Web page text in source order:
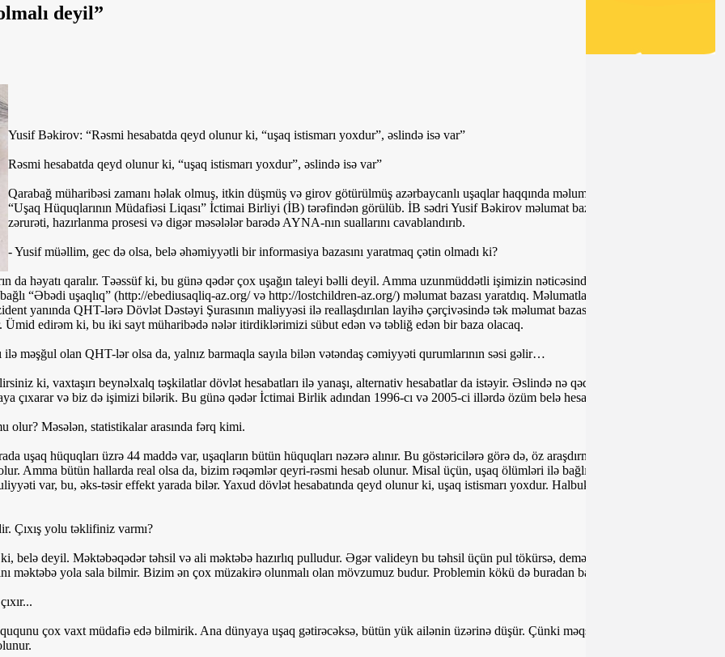
deyil”
Yusif Bəkirov: “Rəsmi hesabatda qeyd olunur ki, “uşaq istismarı yoxdur”, əslində isə var”
Rəsmi hesabatda qeyd olunur ki, “uşaq istismarı yoxdur”, əslində isə var”
Qarabağ müharibəsi zamanı həlak olmuş, itkin düşmüş və girov götürülmüş azərbaycanlı uşaqlar haqqında məlumat bazası yaradılıb. Bu iş
“Uşaq Hüquqlarının Müdafiəsi Liqası” İctimai Birliyi (İB) tərəfindən görülüb. İB sədri Yusif Bəkirov məlumat bazasının yaradılması
zərurəti, hazırlanma prosesi və digər məsələlər barədə AYNA-nın suallarını cavablandırıb.
- Yusif müəllim, gec də olsa, belə əhəmiyyətli bir informasiya bazasını yaratmaq çətin olmadı ki?
həyatı qaralır. Təəssüf ki, bu günə qədər çox uşağın taleyi bəlli deyil. Amma uzunmüddətli işimizin nəticəsində, Qarabağ
“Əbədi uşaqlıq” (http://ebediusaqliq-az.org/ və http://lostchildren-az.org/) məlumat bazası yaratdıq. Məlumatların toplanmasında
yanında QHT-lərə Dövlət Dəstəyi Şurasının maliyyəsi ilə reallaşdırılan layihə çərçivəsində tək məlumat bazası deyil, sosial çarxlar da
Ümid edirəm ki, bu iki sayt müharibədə nələr itirdiklərimizi sübut edən və təbliğ edən bir baza olacaq.
məşğul olan QHT-lər olsa da, yalnız barmaqla sayıla bilən vətəndaş cəmiyyəti qurumlarının səsi gəlir…
ki, vaxtaşırı beynəlxalq təşkilatlar dövlət hesabatları ilə yanaşı, alternativ hesabatlar da istəyir. Əslində nə qədər alternativ hesabat olsa,
çıxarar və biz də işimizi bilərik. Bu günə qədər İctimai Birlik adından 1996-cı və 2005-ci illərdə özüm belə hesabatlar yazmışam.
olur? Məsələn, statistikalar arasında fərq kimi.
uşaq hüquqları üzrə 44 maddə var, uşaqların bütün hüquqları nəzərə alınır. Bu göstəricilərə görə də, öz araşdırma materiallarımızı ortaya
Amma bütün hallarda real olsa da, bizim rəqəmlər qeyri-rəsmi hesab olunur. Misal üçün, uşaq ölümləri ilə bağlı bizim statistikamız
var, bu, əks-təsir effekt yarada bilər. Yaxud dövlət hesabatında qeyd olunur ki, uşaq istismarı yoxdur. Halbuki, var. Biz daha çox
Çıxış yolu təklifiniz varmı?
deyil. Məktəbəqədər təhsil və ali məktəbə hazırlıq pulludur. Əgər valideyn bu təhsil üçün pul tökürsə, deməli, ölkədə təhsil pulludur.
məktəbə yola sala bilmir. Bizim ən çox müzakirə olunmalı olan mövzumuz budur. Problemin kökü də buradan başalayır.
çox vaxt müdafiə edə bilmirik. Ana dünyaya uşaq gətirəcəksə, bütün yük ailənin üzərinə düşür. Çünki məqsəd sağlam uşaq dünyaya